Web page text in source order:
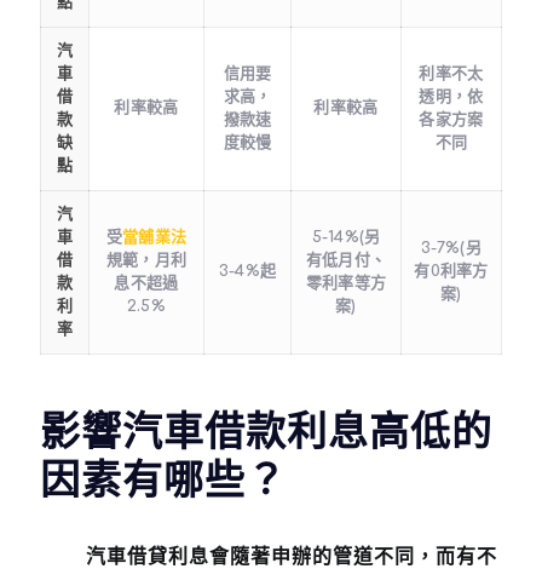
汽
車
借
款
缺
點
利率較高
信用要
求高，
撥款速
度較慢
利率較高
利率不太
透明，依
各家方案
不同
汽
車
借
款
利
率
受當舖業法
規範，月利
息不超過
2.5%
3-4%起
5-14%(另
有低月付、
零利率等方
案)
3-7%(另
有0利率方
案)
影響汽車借款利息高低的
因素有哪些？
汽車借貸利息會隨著申辦的管道不同，而有不